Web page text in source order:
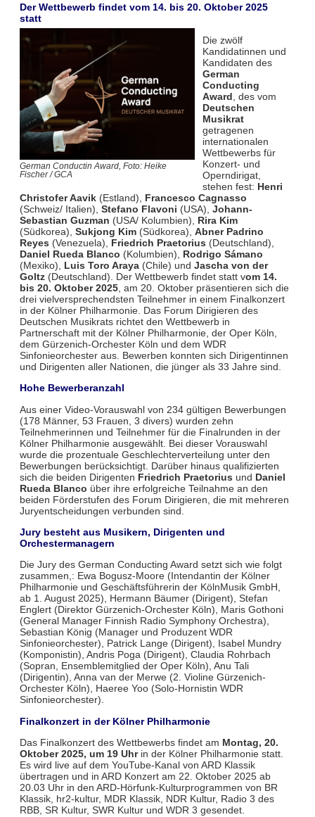
Der Wettbewerb findet vom 14. bis 20. Oktober 2025
statt
German Conductin Award, Foto: Heike
Fischer / GCA
Die zwölf
Kandidatinnen und
Kandidaten des
German
Conducting
Award , des vom
Deutschen
Musikrat
getragenen
internationalen
Wettbewerbs für
Konzert- und
Operndirigat,
stehen fest: Henri
Christofer Aavik(Estland), Francesco Cagnasso
(Schweiz/ Italien), Stefano Flavoni (USA), Johann-
Sebastian Guzman (USA/ Kolumbien), Rira Kim
(Südkorea), Sukjong Kim(Südkorea), Abner Padrino
Reyes (Venezuela), Friedrich Praetorius (Deutschland),
Daniel Rueda Blanco (Kolumbien), Rodrigo Sámano
(Mexiko), Luis Toro Araya(Chile) und Jascha von der
Goltz(Deutschland). Der Wettbewerb findet statt vom 14.
bis 20. Oktober 2025, am 20. Oktober präsentieren sich die
drei vielversprechendsten Teilnehmer in einem Finalkonzert
in der Kölner Philharmonie. Das Forum Dirigieren des
Deutschen Musikrats richtet den Wettbewerb in
Partnerschaft mit der Kölner Philharmonie, der Oper Köln,
dem Gürzenich-Orchester Köln und dem WDR
Sinfonieorchester aus. Bewerben konnten sich Dirigentinnen
und Dirigenten aller Nationen, die jünger als 33 Jahre sind.
Hohe Bewerberanzahl
Aus einer Video-Vorauswahl von 234 gültigen Bewerbungen
(178 Männer, 53 Frauen, 3 divers) wurden zehn
Teilnehmerinnen und Teilnehmer für die Finalrunden in der
Kölner Philharmonie ausgewählt. Bei dieser Vorauswahl
wurde die prozentuale Geschlechterverteilung unter den
Bewerbungen berücksichtigt. Darüber hinaus qualifizierten
sich die beiden Dirigenten Friedrich Praetorius und Daniel
Rueda Blanco über ihre erfolgreiche Teilnahme an den
beiden Förderstufen des Forum Dirigieren, die mit mehreren
Juryentscheidungen verbunden sind.
Jury besteht aus Musikern, Dirigenten und
Orchestermanagern
Die Jury des German Conducting Award setzt sich wie folgt
zusammen,: Ewa Bogusz-Moore (Intendantin der Kölner
Philharmonie und Geschäftsführerin der KölnMusik GmbH,
ab 1. August 2025), Hermann Bäumer (Dirigent), Stefan
Englert (Direktor Gürzenich-Orchester Köln), Maris Gothoni
(General Manager Finnish Radio Symphony Orchestra),
Sebastian König (Manager und Produzent WDR
Sinfonieorchester), Patrick Lange (Dirigent), Isabel Mundry
(Komponistin), Andris Poga (Dirigent), Claudia Rohrbach
(Sopran, Ensemblemitglied der Oper Köln), Anu Tali
(Dirigentin), Anna van der Merwe (2. Violine Gürzenich-
Orchester Köln), Haeree Yoo (Solo-Hornistin WDR
Sinfonieorchester).
Finalkonzert in der Kölner Philharmonie
Das Finalkonzert des Wettbewerbs findet am Montag, 20.
Oktober 2025, um 19 Uhrin der Kölner Philharmonie statt.
Es wird live auf dem YouTube-Kanal von ARD Klassik
übertragen und in ARD Konzert am 22. Oktober 2025 ab
20.03 Uhr in den ARD-Hörfunk-Kulturprogrammen von BR
Klassik, hr2-kultur, MDR Klassik, NDR Kultur, Radio 3 des
RBB, SR Kultur, SWR Kultur und WDR 3 gesendet.